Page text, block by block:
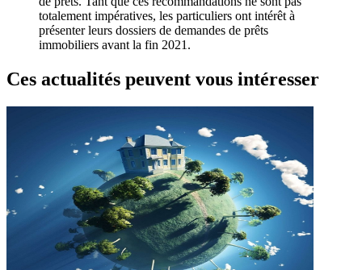
totalement impératives, les particuliers ont intérêt à
présenter leurs dossiers de demandes de prêts
immobiliers avant la fin 2021.
Ces actualités peuvent vous intéresser